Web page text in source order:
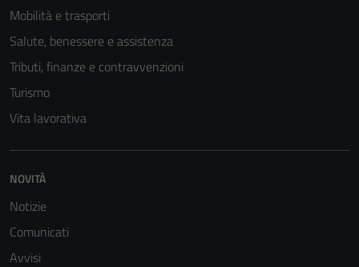
Mobilità e trasporti
Salute, benessere e assistenza
Tributi, finanze e contravvenzioni
Turismo
Vita lavorativa
NOVITÀ
Notizie
Comunicati
Avvisi